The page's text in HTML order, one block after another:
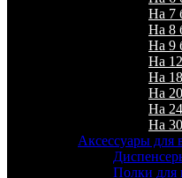
На 7
На 8
На 9
На
На
На
На
На
Аксессуары для
Полки для